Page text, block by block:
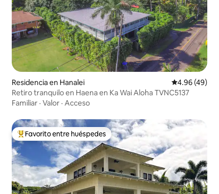
Residencia en Hanalei Calificación
4.96 (49)
Retiro tranquilo en Haena en Ka Wai Aloha TVNC5137
Familiar · Valor · Acceso
De los mejores en Favorito entre huéspedes
Favorito entre huéspedes